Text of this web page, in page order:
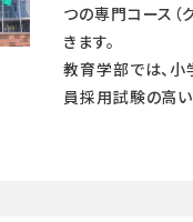
つの専門コース（
きます。
教育学部では、小
員採用試験の高